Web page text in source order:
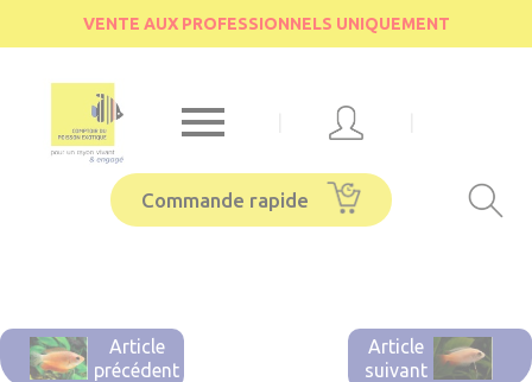
VENTE AUX PROFESSIONNELS UNIQUEMENT

Commande rapide
Article
précédent
Article
suivant